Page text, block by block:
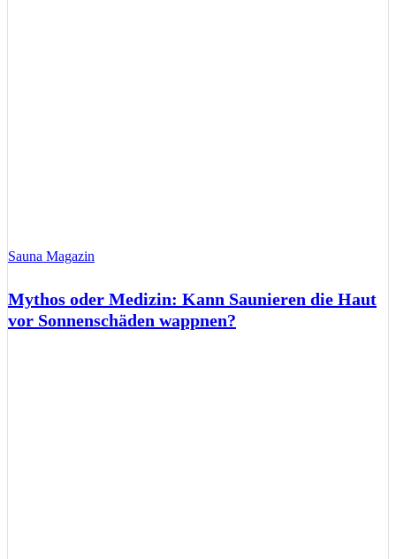
Sauna Magazin
Mythos oder Medizin: Kann Saunieren die Haut
vor Sonnenschäden wappnen?